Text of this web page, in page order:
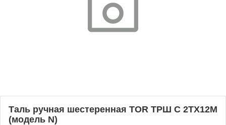
Таль ручная шестеренная TOR ТРШ C 2ТХ12М
(модель N)